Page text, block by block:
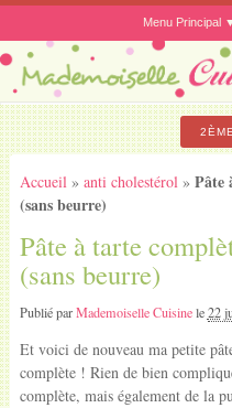
Menu Principal
Accueil » anti cholestérol » Pâte
(sans beurre)
Pâte à tarte
(sans beurre)
Publié parMademoiselle Cuisinele22
Et voici de nouveau ma petite
complète ! Rien de bien
complète, mais également de la